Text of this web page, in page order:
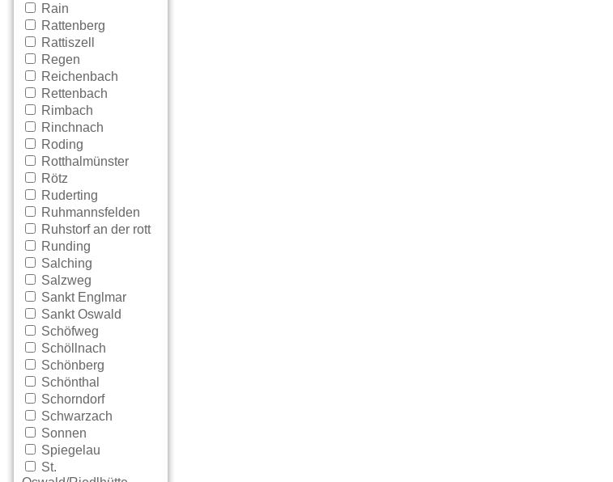
Rain
Rattenberg
Rattiszell
Regen
Reichenbach
Rettenbach
Rimbach
Rinchnach
Roding
Rotthalmünster
Rötz
Ruderting
Ruhmannsfelden
Ruhstorf an der rott
Runding
Salching
Salzweg
Sankt Englmar
Sankt Oswald
Schöfweg
Schöllnach
Schönberg
Schönthal
Schorndorf
Schwarzach
Sonnen
Spiegelau
St.